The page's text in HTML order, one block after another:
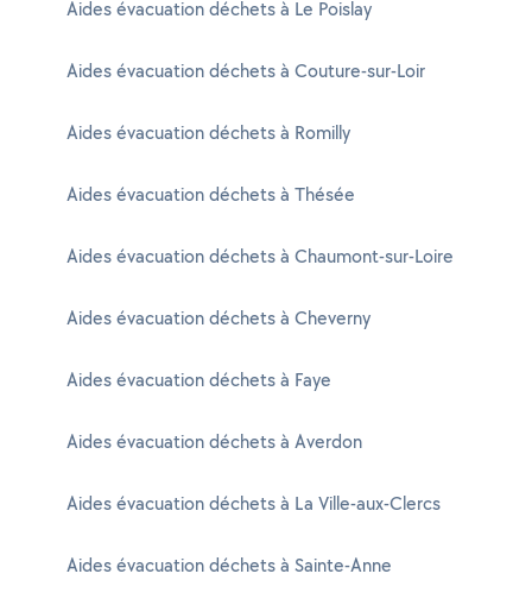
Aides évacuation déchets à Le Poislay
Aides évacuation déchets à Couture-sur-Loir
Aides évacuation déchets à Romilly
Aides évacuation déchets à Thésée
Aides évacuation déchets à Chaumont-sur-Loire
Aides évacuation déchets à Cheverny
Aides évacuation déchets à Faye
Aides évacuation déchets à Averdon
Aides évacuation déchets à La Ville-aux-Clercs
Aides évacuation déchets à Sainte-Anne